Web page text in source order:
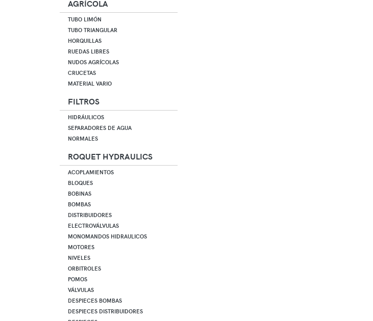
AGRÍCOLA
TUBO LIMÓN
TUBO TRIANGULAR
HORQUILLAS
RUEDAS LIBRES
NUDOS AGRÍCOLAS
CRUCETAS
MATERIAL VARIO
FILTROS
HIDRÁULICOS
SEPARADORES DE AGUA
NORMALES
ROQUET HYDRAULICS
ACOPLAMIENTOS
BLOQUES
BOBINAS
BOMBAS
DISTRIBUIDORES
ELECTROVÁLVULAS
MONOMANDOS HIDRAULICOS
MOTORES
NIVELES
ORBITROLES
POMOS
VÁLVULAS
DESPIECES BOMBAS
DESPIECES DISTRIBUIDORES